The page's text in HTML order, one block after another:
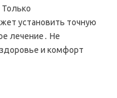
установить точную
лечение․ Не
и комфорт